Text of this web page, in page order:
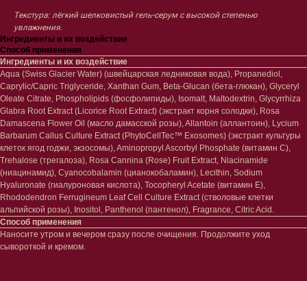
Текстура: лёгкий шелковистый гель-серум с высокой степенью
увлажнения.
Ингредиенты и их воздействие
Способ применения
Ингредиенты и их воздействие
Aqua (Swiss Glacier Water) (швейцарская ледниковая вода), Propanediol,
Caprylic/Capric Triglyceride, Xanthan Gum, Beta-Glucan (бета-глюкан), Glyceryl
Oleate Citrate, Phospholipids (фосфолипиды), Isomalt, Maltodextrin, Glycyrrhiza
Glabra Root Extract (Licorice Root Extract) (экстракт корня солодки), Rosa
Damascena Flower Oil (масло дамасской розы), Allantoin (аллантоин), Lycium
Barbarum Callus Culture Extract (PhytoCellTec™ Exosomes) (экстракт культуры
клеток ягод годжи, экзосомы), Aminopropyl Ascorbyl Phosphate (витамин С),
Trehalose (трегалоза), Rosa Cannina (Rose) Fruit Extract, Niacinamide
(ниацинамид), Cyanocobalamin (цианокобаламин), Lecithin, Sodium
Hyaluronate (гиалуроновая кислота), Tocopheryl Acetate (витамин E),
Rhododendron Ferrugineum Leaf Cell Culture Extract (стволовые клетки
альпийской розы), Inositol, Panthenol (пантенол), Fragrance, Citric Acid.
Способ применения
Наносите утром и вечером сразу после очищения. Продолжите уход
сывороткой и кремом.
Тело
Кремы
Очищение
Шея и зона декольте
Пилинги/масла
Уход за руками
Уход за ногами
Средства для ванны
Гаджеты
Сертификаты
Наборы
Лицо
Проблемы
Очищение
Увлажнение/питание
Сыворотки/ эссенции
Ретинол
Защита от солнца
Тонизация
Восстановление
Маски и патчи
Уход за губами
Декоротивная косметика
Волосы
Проблемы
Шампуни
Кондиционеры/бальзамы
Маски/скрабы
Сыворотки/лосьоны
Спреи